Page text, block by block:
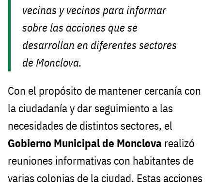
vecinas y vecinos para informar
sobre las acciones que se
desarrollan en diferentes sectores
de Monclova.
Con el propósito de mantener cercanía con
la ciudadanía y dar seguimiento a las
necesidades de distintos sectores, el
Gobierno Municipal de Monclova realizó
reuniones informativas con habitantes de
varias colonias de la ciudad. Estas acciones